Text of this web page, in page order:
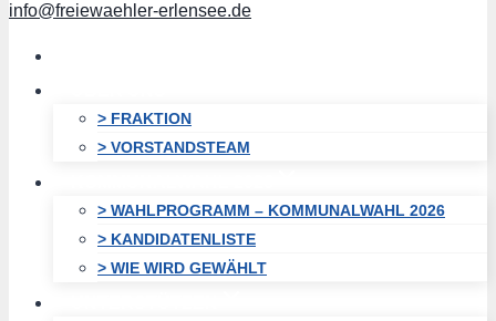
info@freiewaehler-erlensee.de
> FRAKTION
> VORSTANDSTEAM
> WAHLPROGRAMM – KOMMUNALWAHL 2026
> KANDIDATENLISTE
> WIE WIRD GEWÄHLT